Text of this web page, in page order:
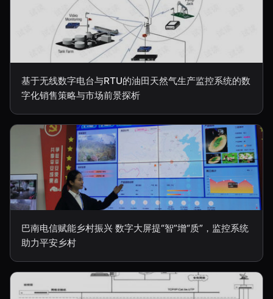
基于无线数字电台与RTU的油田天然气生产监控系统的数
字化销售策略与市场前景探析
巴南电信赋能乡村振兴 数字大屏提“智”增“质”，监控系统
助力平安乡村